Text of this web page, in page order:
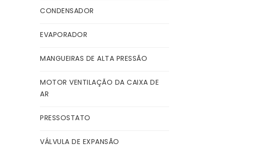
CONDENSADOR
EVAPORADOR
MANGUEIRAS DE ALTA PRESSÃO
MOTOR VENTILAÇÃO DA CAIXA DE
AR
PRESSOSTATO
VÁLVULA DE EXPANSÃO